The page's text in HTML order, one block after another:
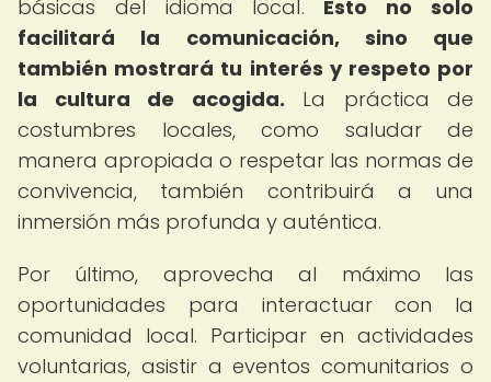
básicas del idioma local. Esto no solo
facilitará la comunicación, sino que
también mostrará tu interés y respeto por
la cultura de acogida. La práctica de
costumbres locales, como saludar de
manera apropiada o respetar las normas de
convivencia, también contribuirá a una
inmersión más profunda y auténtica.
Por último, aprovecha al máximo las
oportunidades para interactuar con la
comunidad local. Participar en actividades
voluntarias, asistir a eventos comunitarios o